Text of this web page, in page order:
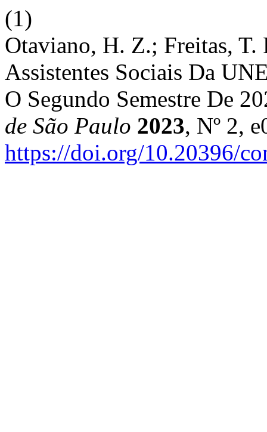
(1)
Otaviano, H. Z.; Freitas, T.
Assistentes Sociais Da
O Segundo Semestre De
de São Paulo 2023, Nº 2,
https://doi.org/10.20396/